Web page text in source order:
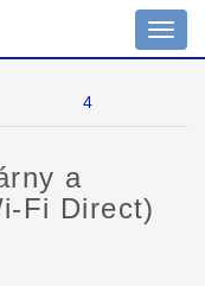
4
a
Fi Direct)